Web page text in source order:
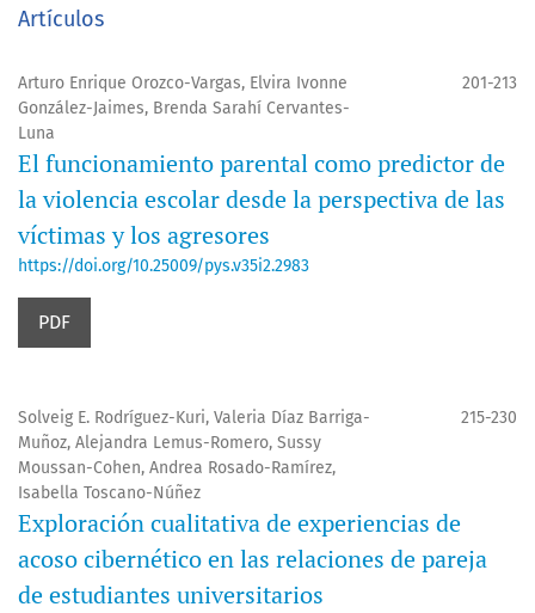
Artículos
Arturo Enrique Orozco-Vargas, Elvira Ivonne
González-Jaimes, Brenda Sarahí Cervantes-
Luna
201-213
El funcionamiento parental como predictor de
la violencia escolar desde la perspectiva de las
víctimas y los agresores
https://doi.org/10.25009/pys.v35i2.2983
PDF
Solveig E. Rodríguez-Kuri, Valeria Díaz Barriga-
Muñoz, Alejandra Lemus-Romero, Sussy
Moussan-Cohen, Andrea Rosado-Ramírez,
Isabella Toscano-Núñez
215-230
Exploración cualitativa de experiencias de
acoso cibernético en las relaciones de pareja
de estudiantes universitarios